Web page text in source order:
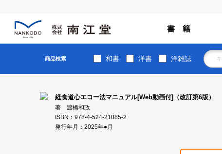
書 籍
商品検索 和書 洋書 洋雑誌
経食道心エコー法マニュアル[Web動画付]（改訂第6版）
著 渡橋和政
ISBN：978-4-524-21085-2
発行年月：2025年●月